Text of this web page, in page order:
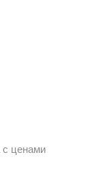
с ценами